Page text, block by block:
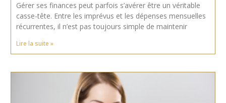
Gérer ses finances peut parfois s’avérer être un véritable
casse-tête. Entre les imprévus et les dépenses mensuelles
récurrentes, il n’est pas toujours simple de maintenir
Lire la suite »